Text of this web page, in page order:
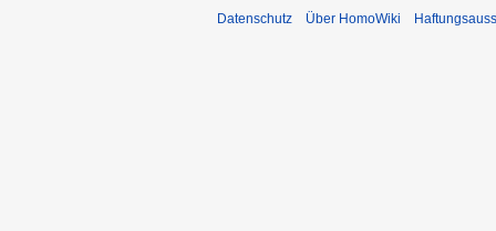
Datenschutz Über HomoWiki